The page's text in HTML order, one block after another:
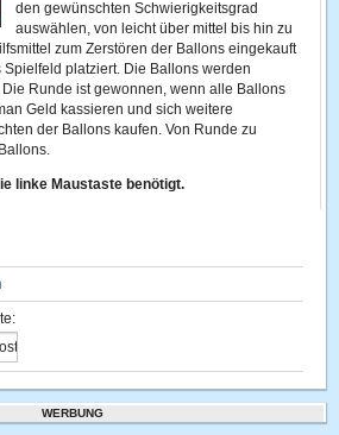
den gewünschten Schwierigkeitsgrad
auswählen, von leicht über mittel bis hin zu
zum Zerstören der Ballons eingekauft
platziert. Die Ballons werden
Runde ist gewonnen, wenn alle Ballons
Geld kassieren und sich weitere
der Ballons kaufen. Von Runde zu
linke Maustaste benötigt.
WERBUNG